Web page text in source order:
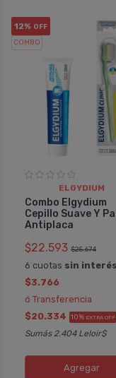
12% OFF
COMBO
ELGYDIUM
Combo Elgydium
Cepillo Suave Y
Antiplaca
$22.593 $25.674
6 cuotas sin interés
$3.766
ó Transferencia
$20.334 10% EXTRA OFF
Sumás 2.404 Leloir$
Agregar